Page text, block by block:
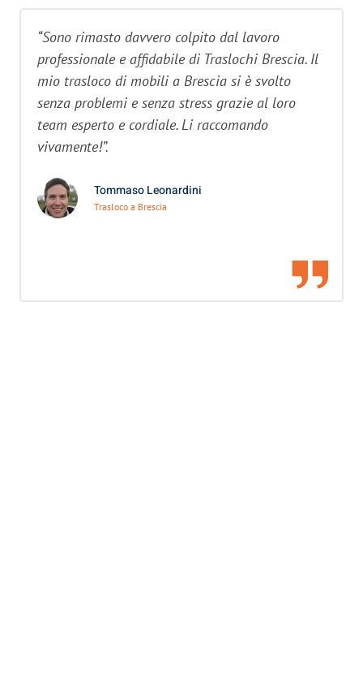
“Sono rimasto davvero colpito dal lavoro
professionale e affidabile di Traslochi Brescia. Il
mio trasloco di mobili a Brescia si è svolto
senza problemi e senza stress grazie al loro
team esperto e cordiale. Li raccomando
vivamente!”.
Tommaso Leonardini
Trasloco a Brescia